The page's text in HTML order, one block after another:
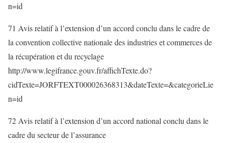
n=id
71 Avis relatif à l’extension d’un accord conclu dans le cadre de
la convention collective nationale des industries et commerces de
la récupération et du recyclage
http://www.legifrance.gouv.fr/affichTexte.do?
cidTexte=JORFTEXT000026368313&dateTexte=&categorieLie
n=id
72 Avis relatif à l’extension d’un accord national conclu dans le
cadre du secteur de l’assurance